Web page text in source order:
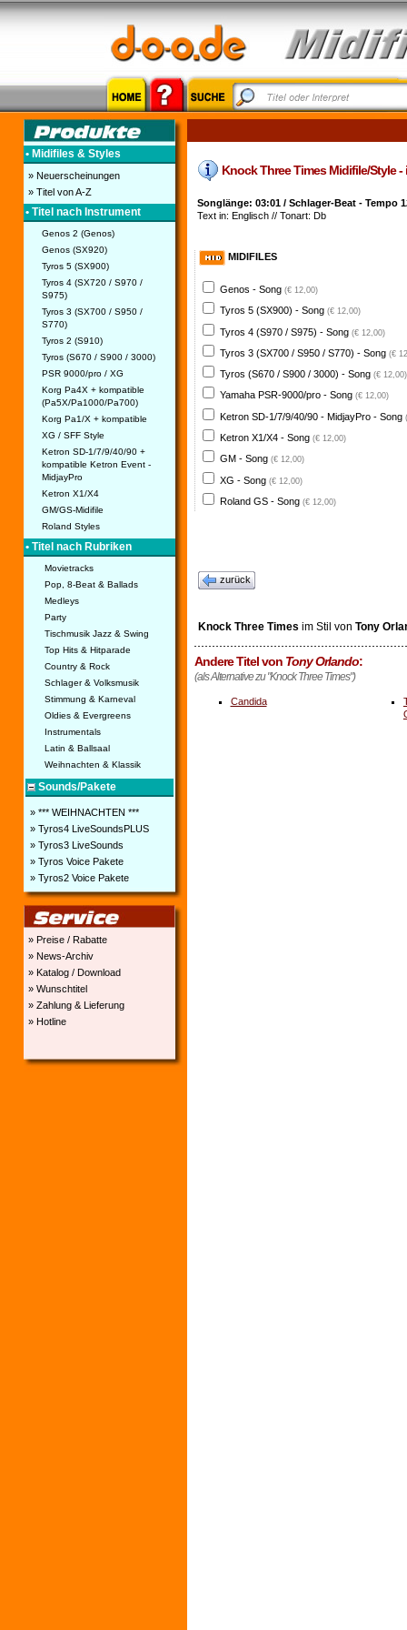
• Midifiles & Styles
» Neuerscheinungen
» Titel von A-Z
• Titel nach Instrument
Genos 2 (Genos)
Genos (SX920)
Tyros 5 (SX900)
Tyros 4 (SX720 / S970 /
S975)
Tyros 3 (SX700 / S950 /
S770)
Tyros 2 (S910)
Tyros (S670 / S900 / 3000)
PSR 9000/pro / XG
Korg Pa4X + kompatible
(Pa5X/Pa1000/Pa700)
Korg Pa1/X + kompatible
XG / SFF Style
Ketron SD-1/7/9/40/90 +
kompatible Ketron Event -
MidjayPro
Ketron X1/X4
GM/GS-Midifile
Roland Styles
• Titel nach Rubriken
Movietracks
Pop, 8-Beat & Ballads
Medleys
Party
Tischmusik Jazz & Swing
Top Hits & Hitparade
Country & Rock
Schlager & Volksmusik
Stimmung & Karneval
Oldies & Evergreens
Instrumentals
Latin & Ballsaal
Weihnachten & Klassik
Sounds/Pakete
» *** WEIHNACHTEN ***
» Tyros4 LiveSoundsPLUS
» Tyros3 LiveSounds
» Tyros Voice Pakete
» Tyros2 Voice Pakete
» Preise / Rabatte
» News-Archiv
» Katalog / Download
» Wunschtitel
» Zahlung & Lieferung
» Hotline
Knock Three Times Midifile/Style
Songlänge: 03:01 / Schlager-Beat - Tempo
Text in: Englisch // Tonart: Db
MIDIFILES
Genos - Song (€ 12,00)
Tyros 5 (SX900) - Song (€ 12,00)
Tyros 4 (S970 / S975) - Song (€ 12,00)
Tyros 3 (SX700 / S950 / S770) - Song (€
Tyros (S670 / S900 / 3000) - Song (€ 12,00)
Yamaha PSR-9000/pro - Song (€ 12,00)
Ketron SD-1/7/9/40/90 - MidjayPro - Song
Ketron X1/X4 - Song (€ 12,00)
GM - Song (€ 12,00)
XG - Song (€ 12,00)
Roland GS - Song (€ 12,00)
zurück
Knock Three Times im Stil von Tony
Andere Titel von Tony Orlando:
(als Alternative zu "Knock Three Times")
Candida